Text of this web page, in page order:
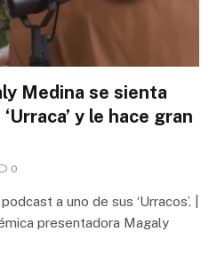
Medina se sienta
y le hace gran
0
a uno de sus ‘Urracos’. |
presentadora Magaly